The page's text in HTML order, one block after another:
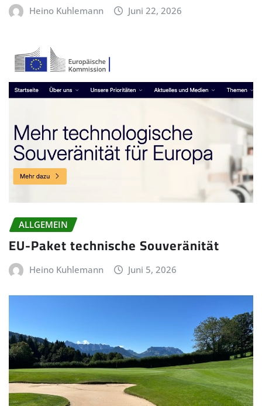
Heino Kuhlemann Juni 22, 2026
ALLGEMEIN
EU-Paket technische Souveränität
Heino Kuhlemann Juni 5, 2026